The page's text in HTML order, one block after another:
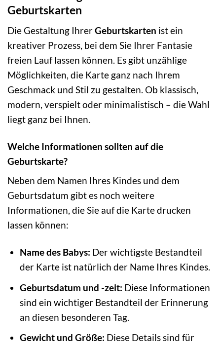
Geburtskarten
Die Gestaltung IhrerGeburtskarten ist ein
kreativer Prozess, bei dem Sie Ihrer Fantasie
freien Lauf lassen können. Es gibt unzählige
Möglichkeiten, die Karte ganz nach Ihrem
Geschmack und Stil zu gestalten. Ob klassisch,
modern, verspielt oder minimalistisch – die Wahl
liegt ganz bei Ihnen.
Welche Informationen sollten auf die
Geburtskarte?
Neben dem Namen Ihres Kindes und dem
Geburtsdatum gibt es noch weitere
Informationen, die Sie auf die Karte drucken
lassen können:
Name des Babys: Der wichtigste Bestandteil
der Karte ist natürlich der Name Ihres Kindes.
Geburtsdatum und -zeit: Diese Informationen
sind ein wichtiger Bestandteil der Erinnerung
an diesen besonderen Tag.
Gewicht und Größe: Diese Details sind für